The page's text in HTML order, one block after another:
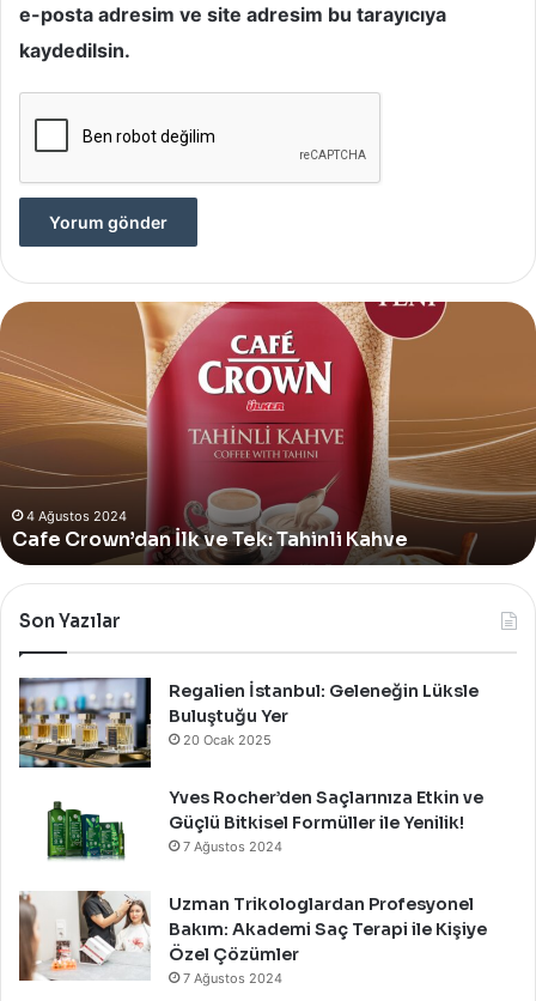
e-posta adresim ve site adresim bu tarayıcıya
kaydedilsin.
Kahve
Yves
Rocher,
Momo
Bodrum’da
Alan
Yeni
Summer
Pop-
Up
Mağazasını
Özel
Kutladı!
4 Ağustos 2024
Yves Rocher, Momo Bodrum’da
Summer Pop-Up Mağazasını
Kutladı!
Son Yazılar
Regalien İstanbul: Geleneğin Lüksle
Buluştuğu Yer
20 Ocak 2025
Yves Rocher’den Saçlarınıza Etkin ve
Güçlü Bitkisel Formüller ile Yenilik!
7 Ağustos 2024
Uzman Trikologlardan Profesyonel
Bakım: Akademi Saç Terapi ile Kişiye
Özel Çözümler
7 Ağustos 2024